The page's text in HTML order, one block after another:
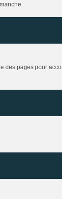
des pages pour